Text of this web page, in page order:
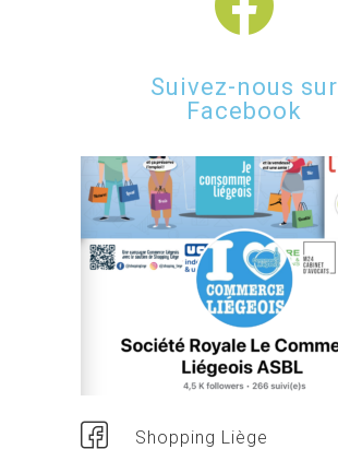
Suivez-nous sur
Facebook
Shopping Liège